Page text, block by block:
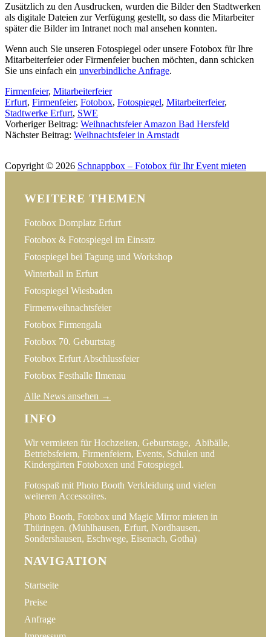
Zusätzlich zu den Ausdrucken, wurden die Bilder den Stadtwerken
als digitale Dateien zur Verfügung gestellt, so dass die Mitarbeiter
später die Bilder im Intranet noch mal ansehen konnten.
Wenn auch Sie unseren Fotospiegel oder unsere Fotobox für Ihre
Mitarbeiterfeier oder Firmenfeier buchen möchten, dann schicken
Sie uns einfach ein unverbindliche Anfrage.
Firmenfeier, Mitarbeiterfeier
Erfurt, Firmenfeier, Fotobox, Fotospiegel, Mitarbeiterfeier,
Stadtwerke Erfurt, SWE
Post
navigation
Vorheriger Beitrag: Weihnachtsfeier Amazon Bad Hersfeld
Nächster Beitrag: Weihnachtsfeier in Arnstadt
Copyright © 2026 Schnappbox – Fotobox für Ihr Event mieten
WEITERE THEMEN
Fotobox Domplatz Erfurt
Fotobox & Fotospiegel im Einsatz
Fotospiegel bei Tagung und Workshop
Winterball in Erfurt
Fotospiegel Wiesbaden
Firmenweihnachtsfeier
Fotobox Firmengala
Fotobox 70. Geburtstag
Fotobox Erfurt Abschlussfeier
Fotobox Festhalle Ilmenau
Alle News ansehen →
INFO
Wir vermieten für Hochzeiten, Geburtstage, Abibälle,
Betriebsfeiern, Firmenfeiern, Events, Schulen und
Kindergärten Fotoboxen und Fotospiegel.
Fotospaß mit Photo Booth Verkleidung und vielen
weiteren Accessoires.
Photo Booth, Fotobox und Magic Mirror mieten in
Thüringen. (Mühlhausen, Erfurt, Nordhausen,
Sondershausen, Eschwege, Eisenach, Gotha)
NAVIGATION
Startseite
Preise
Anfrage